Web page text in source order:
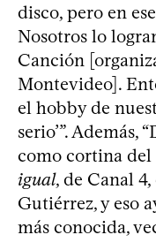
disco, pero en
Nosotros lo
Canción
Montevideo].
el hobby de
serio’”. Además,
como cortina del
igual, de Canal
Gutiérrez, y eso
más conocida,